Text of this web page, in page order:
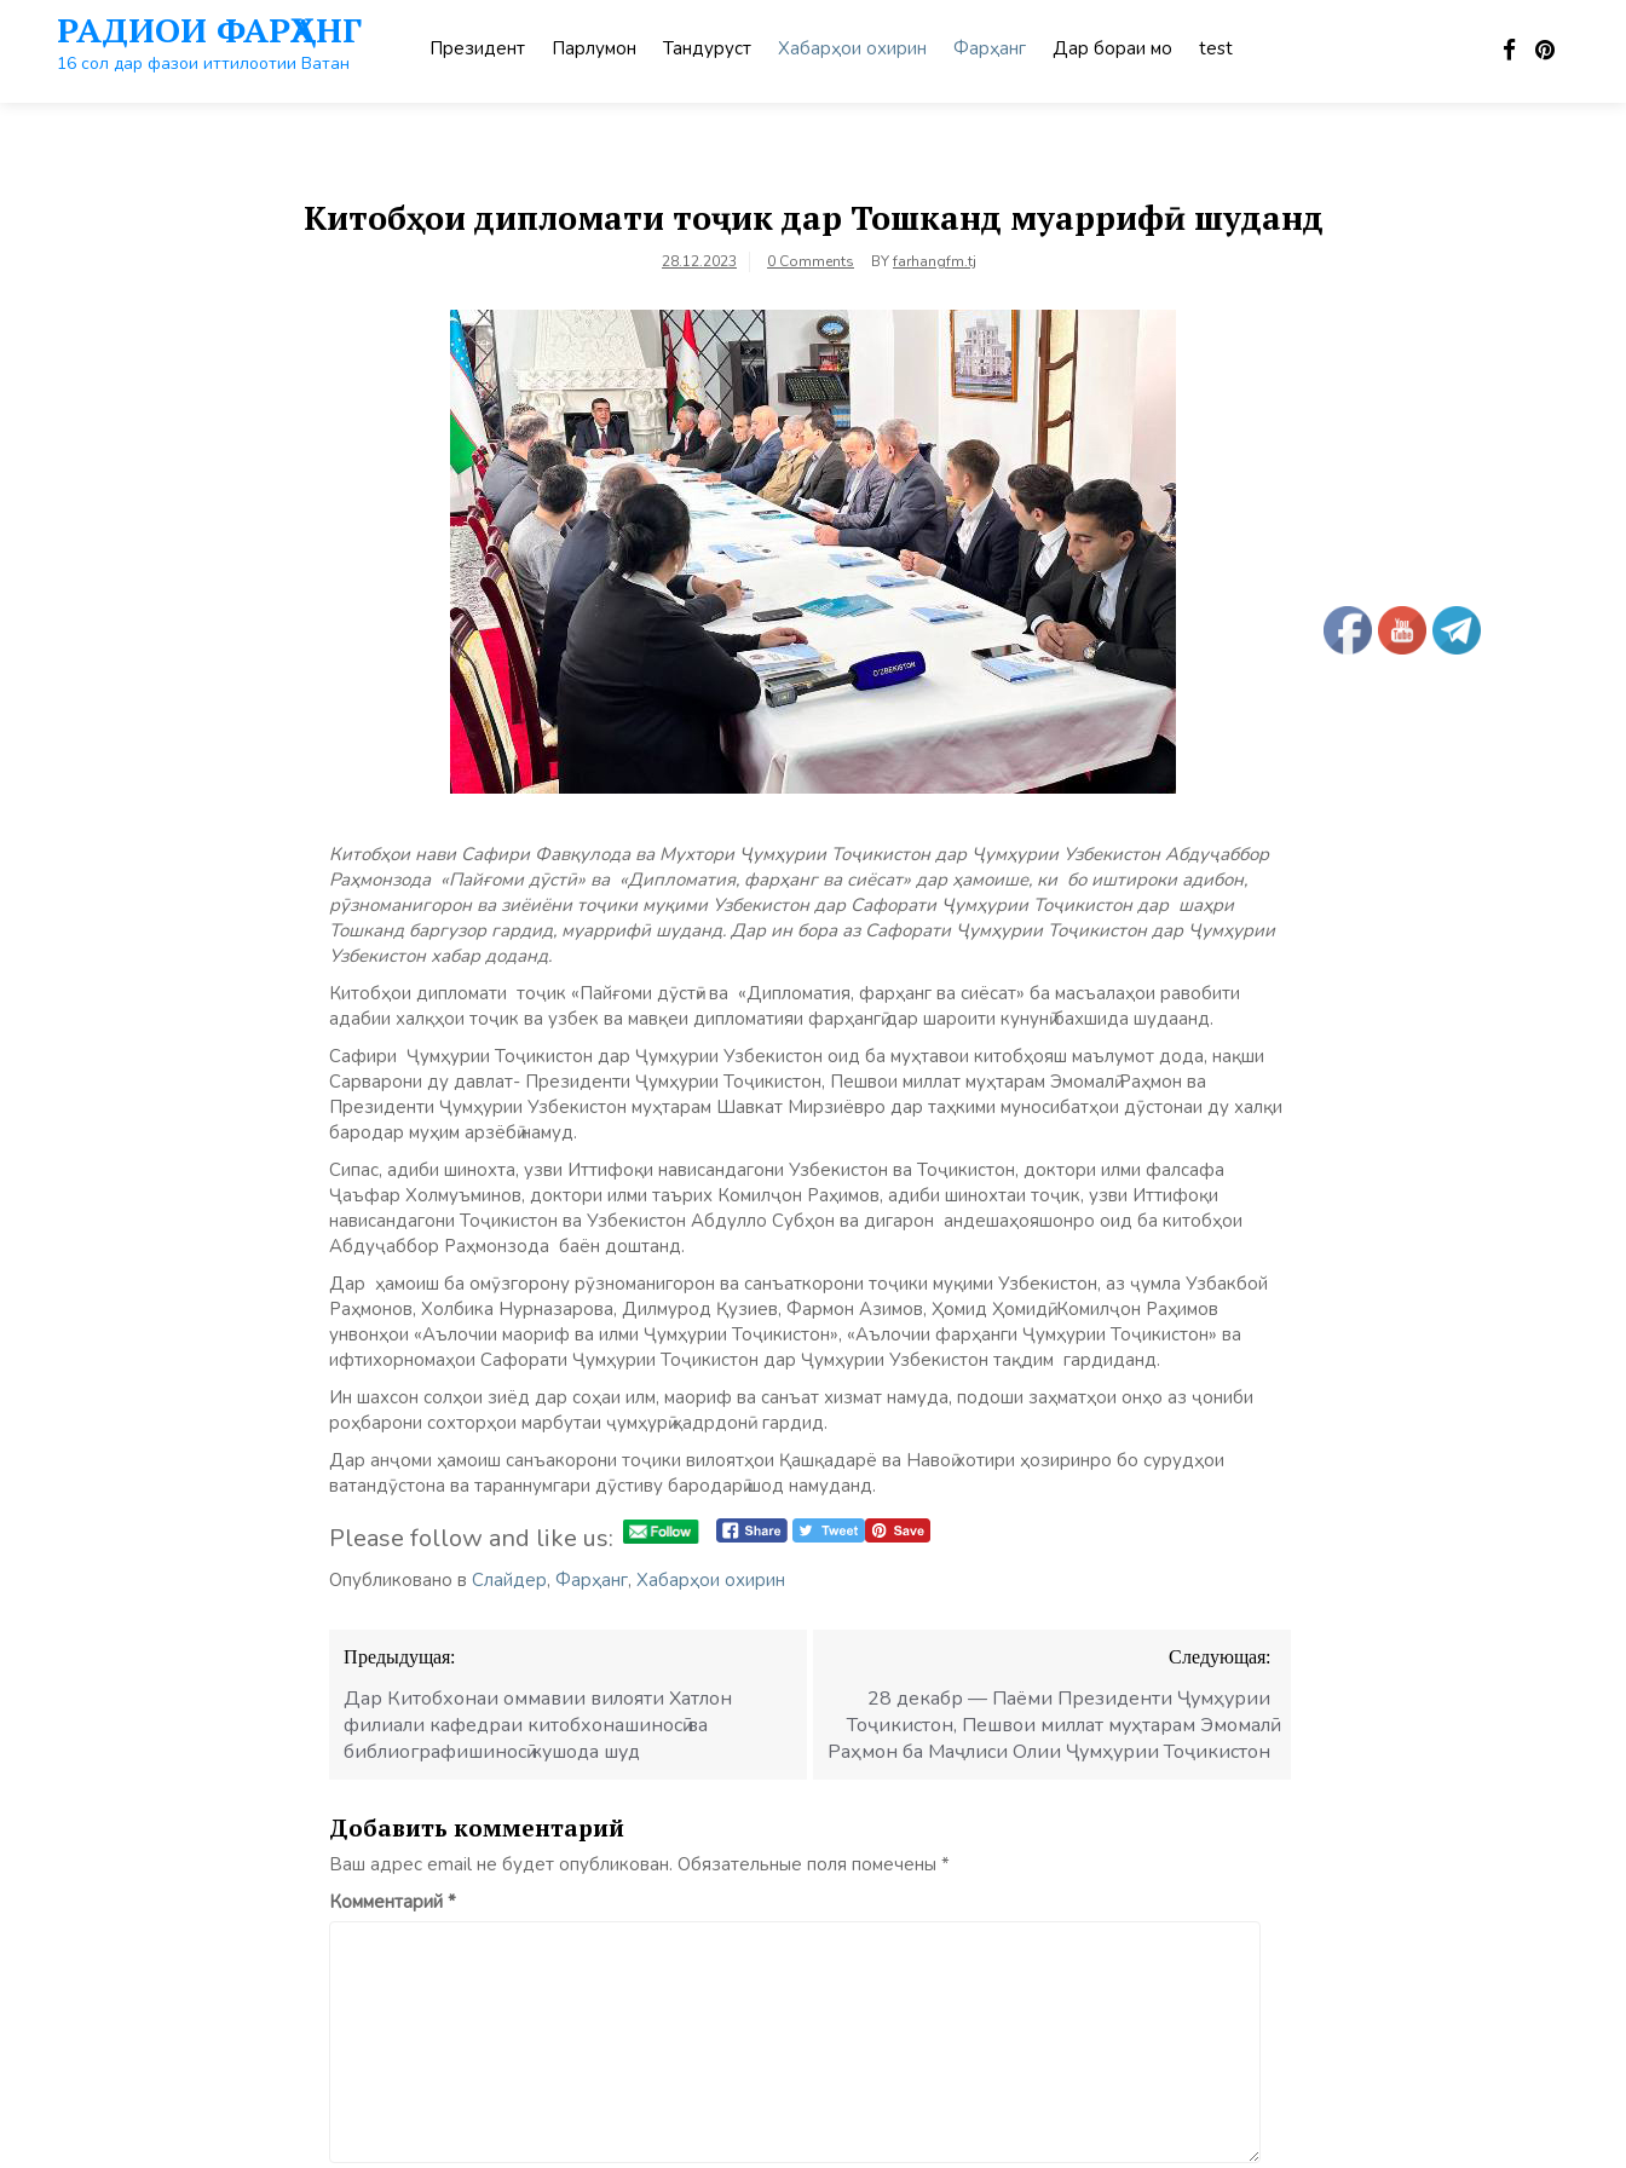
контенту
РАДИОИ ФАРҲАНГ
16 сол дар фазои иттилоотии Ватан
Президент Парлумон Тандурустӣ Хабарҳои охирин Фарҳанг Дар бораи мо test
Китобҳои дипломати тоҷик дар Тошканд муаррифӣ шуданд
28.12.2023 0 Comments BYfarhangfm.tj
Китобҳои нави Сафири Фавқулода ва Мухтори Ҷумҳурии Тоҷикистон дар Ҷумҳурии Узбекистон Абдуҷаббор
Раҳмонзода «Пайғоми дӯстӣ» ва «Дипломатия, фарҳанг ва сиёсат» дар ҳамоише, ки бо иштироки адибон,
рӯзноманигорон ва зиёиёни тоҷики муқими Узбекистон дар Сафорати Ҷумҳурии Тоҷикистон дар шаҳри
Тошканд баргузор гардид, муаррифӣ шуданд. Дар ин бора аз Сафорати Ҷумҳурии Тоҷикистон дар Ҷумҳурии
Узбекистон хабар доданд.
Китобҳои дипломати тоҷик «Пайғоми дӯстӣ» ва «Дипломатия, фарҳанг ва сиёсат» ба масъалаҳои равобити
адабии халқҳои тоҷик ва узбек ва мавқеи дипломатияи фарҳангӣ дар шароити кунунӣ бахшида шудаанд.
Сафири Ҷумҳурии Тоҷикистон дар Ҷумҳурии Узбекистон оид ба муҳтавои китобҳояш маълумот дода, нақши
Сарварони ду давлат- Президенти Ҷумҳурии Тоҷикистон, Пешвои миллат муҳтарам Эмомалӣ Раҳмон ва
Президенти Ҷумҳурии Узбекистон муҳтарам Шавкат Мирзиёвро дар таҳкими муносибатҳои дӯстонаи ду халқи
бародар муҳим арзёбӣ намуд.
Сипас, адиби шинохта, узви Иттифоқи нависандагони Узбекистон ва Тоҷикистон, доктори илми фалсафа
Ҷаъфар Холмуъминов, доктори илми таърих Комилҷон Раҳимов, адиби шинохтаи тоҷик, узви Иттифоқи
нависандагони Тоҷикистон ва Узбекистон Абдулло Субҳон ва дигарон андешаҳояшонро оид ба китобҳои
Абдуҷаббор Раҳмонзода баён доштанд.
Дар ҳамоиш ба омӯзгорону рӯзноманигорон ва санъаткорони тоҷики муқими Узбекистон, аз ҷумла Узбакбой
Раҳмонов, Холбика Нурназарова, Дилмурод Қузиев, Фармон Азимов, Ҳомид Ҳомидӣ, Комилҷон Раҳимов
унвонҳои «Аълочии маориф ва илми Ҷумҳурии Тоҷикистон», «Аълочии фарҳанги Ҷумҳурии Тоҷикистон» ва
ифтихорномаҳои Сафорати Ҷумҳурии Тоҷикистон дар Ҷумҳурии Узбекистон тақдим гардиданд.
Ин шахсон солҳои зиёд дар соҳаи илм, маориф ва санъат хизмат намуда, подоши заҳматҳои онҳо аз ҷониби
роҳбарони сохторҳои марбутаи ҷумҳурӣ қадрдонӣ гардид.
Дар анҷоми ҳамоиш санъакорони тоҷики вилоятҳои Қашқадарё ва Навоӣ хотири ҳозиринро бо сурудҳои
ватандӯстона ва тараннумгари дӯстиву бародарӣ шод намуданд.
Please follow and like us:
Опубликовано в Слайдер, Фарҳанг, Хабарҳои охирин
Навигация
по
записям
Предыдущая:
Дар Китобхонаи оммавии вилояти Хатлон
филиали кафедраи китобхонашиносӣ ва
библиографишиносӣ кушода шуд
Следующая:
28 декабр — Паёми Президенти Ҷумҳурии
Тоҷикистон, Пешвои миллат муҳтарам Эмомалӣ
Раҳмон ба Маҷлиси Олии Ҷумҳурии Тоҷикистон
Добавить комментарий
Ваш адрес email не будет опубликован. Обязательные поля помечены *
Комментарий *